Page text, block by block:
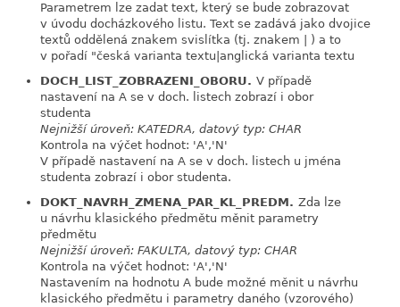
Parametrem lze zadat text, který se bude zobrazovat
v úvodu docházkového listu. Text se zadává jako dvojice
textů oddělená znakem svislítka (tj. znakem | ) a to
v pořadí "česká varianta textu|anglická varianta textu
DOCH_LIST_ZOBRAZENI_OBORU. V případě
nastavení na A se v doch. listech zobrazí i obor
studenta
Nejnižší úroveň: KATEDRA, datový typ: CHAR
Kontrola na výčet hodnot: 'A','N'
V případě nastavení na A se v doch. listech u jména
studenta zobrazí i obor studenta.
DOKT_NAVRH_ZMENA_PAR_KL_PREDM. Zda lze
u návrhu klasického předmětu měnit parametry
předmětu
Nejnižší úroveň: FAKULTA, datový typ: CHAR
Kontrola na výčet hodnot: 'A','N'
Nastavením na hodnotu A bude možné měnit u návrhu
klasického předmětu i parametry daného (vzorového)